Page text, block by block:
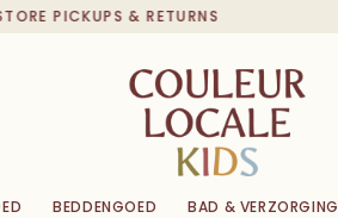
PICKUPS & RETURNS
BEDDENGOED BAD & VERZORGING